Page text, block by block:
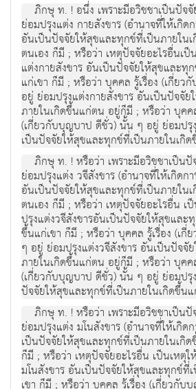
ภิกษุ ท. ! อนึ่ง เพราะมีอวิชชาเป็นปั
ย่อมปรุงแต่ง กายสังขาร (อำนาจที่ให้เกิด
อันเป็นปัจจัยให้สุขและทุกข์ที่เป็นภายใน
ตนเอง ก็มี ; หรือว่า เหตุปัจจัยอะไรอื่นเ
แต่งกายสังขาร อันเป็นปัจจัยให้สุขและทุ
แก่เขา ก็มี ; หรือว่า บุคคล รู้เรื่อง (เกี่ย
อยู่ ย่อมปรุงแต่งกายสังขาร อันเป็นปัจจั
ภายในเกิดขึ้นแก่ตน อยู่ก็มี ; หรือว่า บุคค
(เกี่ยวกับบุญบาป ดีชั่ว) นั้น ๆ อยู่ ย่อมปรุ
เป็นปัจจัยให้สุขและทุกข์ที่เป็นภายในเกิ
ภิกษุ ท. ! หรือว่า เพราะมีอวิชชาเป็น
ย่อมปรุงแต่ง วจีสังขาร (อำนาจที่ให้เกิดก
อันเป็นปัจจัยให้สุขและทุกข์ที่เป็นภายใน
ตนเอง ก็มี ; หรือว่า เหตุปัจจัยอะไรอื่น เ
ปรุงแต่งวจีสังขารอันเป็นปัจจัยให้สุขและ
ขึ้นแก่เขา ก็มี ; หรือว่า บุคคล รู้เรื่อง (เ
ๆ อยู่ ย่อมปรุงแต่งวจีสังขาร อันเป็นปัจจั
ภายในเกิดขึ้นแก่ตน อยู่ก็มี ; หรือว่า บุคค
(เกี่ยวกับบุญบาป ดีชั่ว) นั้น ๆ อยู่ ย่อมปรุ
ปัจจัยให้สุขและทุกข์ที่เป็นภายในเกิดขึ้น
ภิกษุ ท. ! หรือว่า เพราะมีอวิชชาเป็น
ย่อมปรุงแต่ง มโนสังขาร (อำนาจที่ให้เกิด
เป็นปัจจัยให้สุขและทุกข์ที่เป็นภายในเกิ
ก็มี ; หรือว่า เหตุปัจจัยอะไรอื่น เป็นเหตุ
มโนสังขาร อันเป็นปัจจัยให้สุขและทุกข์ที่